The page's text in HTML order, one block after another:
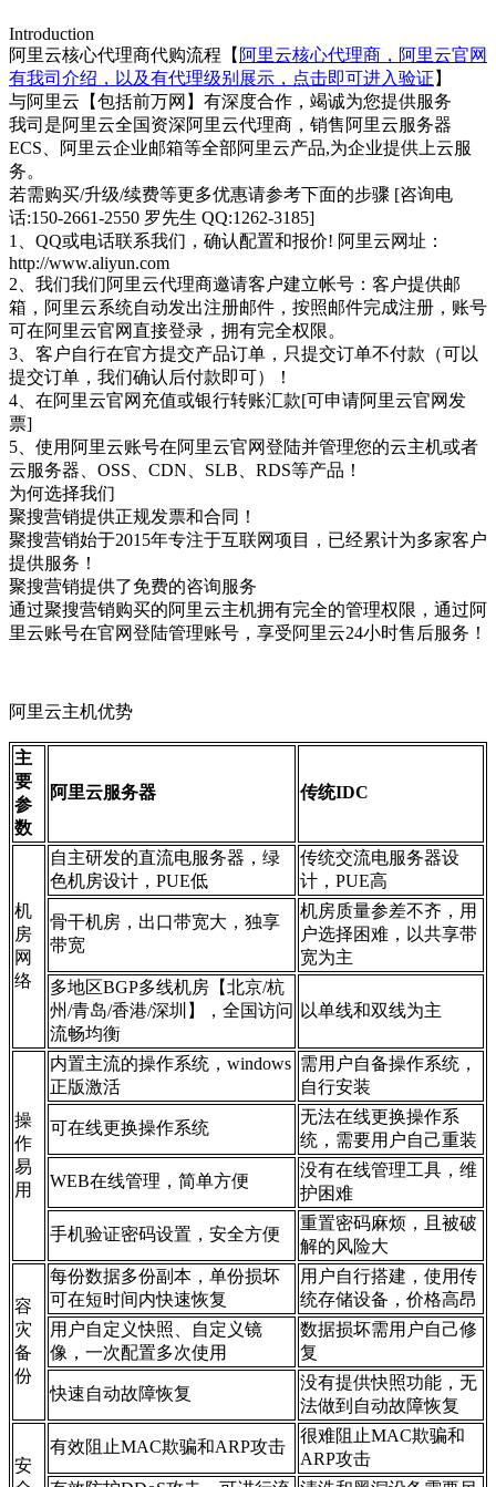
Introduction
阿里云核心代理商代购流程【 阿里云核心代理商，阿里云官网
有我司介绍，以及有代理级别展示，点击即可进入验证 】
与阿里云【包括前万网】有深度合作，竭诚为您提供服务
我司是阿里云全国资深阿里云代理商，销售阿里云服务器
ECS、阿里云企业邮箱等全部阿里云产品,为企业提供上云服
务。
若需购买/升级/续费等更多优惠请参考下面的步骤 [咨询电
话:150-2661-2550 罗先生 QQ:1262-3185]
1、QQ或电话联系我们，确认配置和报价! 阿里云网址：
http://www.aliyun.com
2、我们我们阿里云代理商邀请客户建立帐号：客户提供邮
箱，阿里云系统自动发出注册邮件，按照邮件完成注册，账号
可在阿里云官网直接登录，拥有完全权限。
3、客户自行在官方提交产品订单，只提交订单不付款（可以
提交订单，我们确认后付款即可）！
4、在阿里云官网充值或银行转账汇款[可申请阿里云官网发
票]
5、使用阿里云账号在阿里云官网登陆并管理您的云主机或者
云服务器、OSS、CDN、SLB、RDS等产品！
为何选择我们
聚搜营销提供正规发票和合同！
聚搜营销始于2015年专注于互联网项目，已经累计为多家客户
提供服务！
聚搜营销提供了免费的咨询服务
通过聚搜营销购买的阿里云主机拥有完全的管理权限，通过阿
里云账号在官网登陆管理账号，享受阿里云24小时售后服务！
阿里云主机优势
主
要
参
数
阿里云服务器 传统IDC
机
房
网
络
自主研发的直流电服务器，绿
色机房设计，PUE低
传统交流电服务器设
计，PUE高
骨干机房，出口带宽大，独享
带宽
机房质量参差不齐，用
户选择困难，以共享带
宽为主
多地区BGP多线机房【北京/杭
州/青岛/香港/深圳】，全国访问
流畅均衡
以单线和双线为主
操
作
易
用
内置主流的操作系统，windows
正版激活
需用户自备操作系统，
自行安装
可在线更换操作系统
无法在线更换操作系
统，需要用户自己重装
WEB在线管理，简单方便
没有在线管理工具，维
护困难
手机验证密码设置，安全方便
重置密码麻烦，且被破
解的风险大
容
灾
备
份
每份数据多份副本，单份损坏
可在短时间内快速恢复
用户自行搭建，使用传
统存储设备，价格高昂
用户自定义快照、自定义镜
像，一次配置多次使用
数据损坏需用户自己修
复
快速自动故障恢复
没有提供快照功能，无
法做到自动故障恢复
安
有效阻止MAC欺骗和ARP攻击
很难阻止MAC欺骗和
ARP攻击